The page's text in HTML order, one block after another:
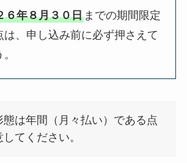
６年８月３０日 までの期間限定
は、申し込み前に必ず押さえて
態は年間（月々払い）である点
てください。